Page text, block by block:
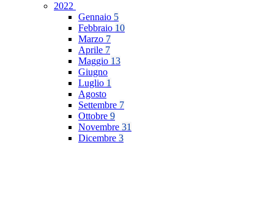
2022
Gennaio 5
Febbraio 10
Marzo 7
Aprile 7
Maggio 13
Giugno
Luglio 1
Agosto
Settembre 7
Ottobre 9
Novembre 31
Dicembre 3